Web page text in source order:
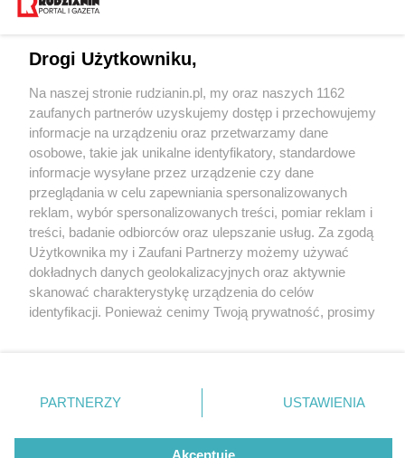
1 / 0
Wydawca mediów
Nie zapomnij
zapoznać się z:
polityką prywatności regulamin korzystania z portali
Twojemiasto
Piekary Śląskie
Chorzów
Tarnowskie Góry
Gliwice
Skontakuj sięz nami
Kontakt
Wydawca
Redakcja
Drogi Użytkowniku,
Na naszej stronie rudzianin.pl, my oraz naszych 1162
zaufanych partnerów uzyskujemy dostęp i przechowujemy
informacje na urządzeniu oraz przetwarzamy dane
osobowe, takie jak unikalne identyfikatory, standardowe
informacje wysyłane przez urządzenie czy dane
przeglądania w celu zapewniania spersonalizowanych
reklam, wybór spersonalizowanych treści, pomiar reklam i
treści, badanie odbiorców oraz ulepszanie usług. Za zgodą
Użytkownika my i Zaufani Partnerzy możemy używać
dokładnych danych geolokalizacyjnych oraz aktywnie
skanować charakterystykę urządzenia do celów
identyfikacji. Ponieważ cenimy Twoją prywatność, prosimy
prywatności znajdujący się w lewym dolnym rogu strony
. Niektóre rodzaje przetwarzania danych nie wymagają
zgody użytkownika, ale masz prawo sprzeciwić się
takiemu przetwarzaniu. Preferencje będą miały
PARTNERZY USTAWIENIA
Akceptuję